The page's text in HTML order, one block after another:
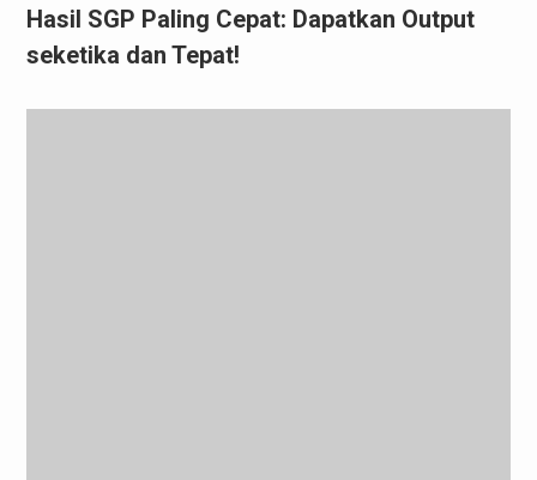
Hasil SGP Paling Cepat: Dapatkan Output
seketika dan Tepat!